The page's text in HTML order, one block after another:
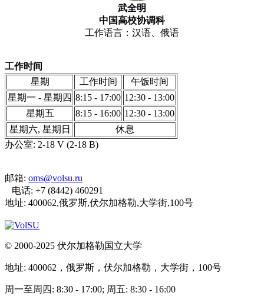
武全明
中国高校协调科
工作语言：汉语、俄语
工作时间
星期
工作时间
午饭时间
星期一 - 星期四 8:15 - 17:00 12:30 - 13:00
星期五
8:15 - 16:00 12:30 - 13:00
星期六, 星期日
休息
办公室: 2-18 V (2-18 B)
邮箱: oms@volsu.ru
电话: +7 (8442) 460291
地址: 400062,俄罗斯,伏尔加格勒,大学街,100号
© 2000-2025 伏尔加格勒国立大学
地址: 400062，俄罗斯，伏尔加格勒，大学街，100号
周一至周四: 8:30 - 17:00; 周五: 8:30 - 16:00